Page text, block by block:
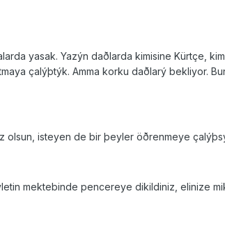
yasak. Yazýn daðlarda kimisine Kürtçe,
çalýþtýk. Amma korku daðlarý bekliyor.
olsun, isteyen de bir þeyler öðrenmeye
mektebinde pencereye dikildiniz, elinize